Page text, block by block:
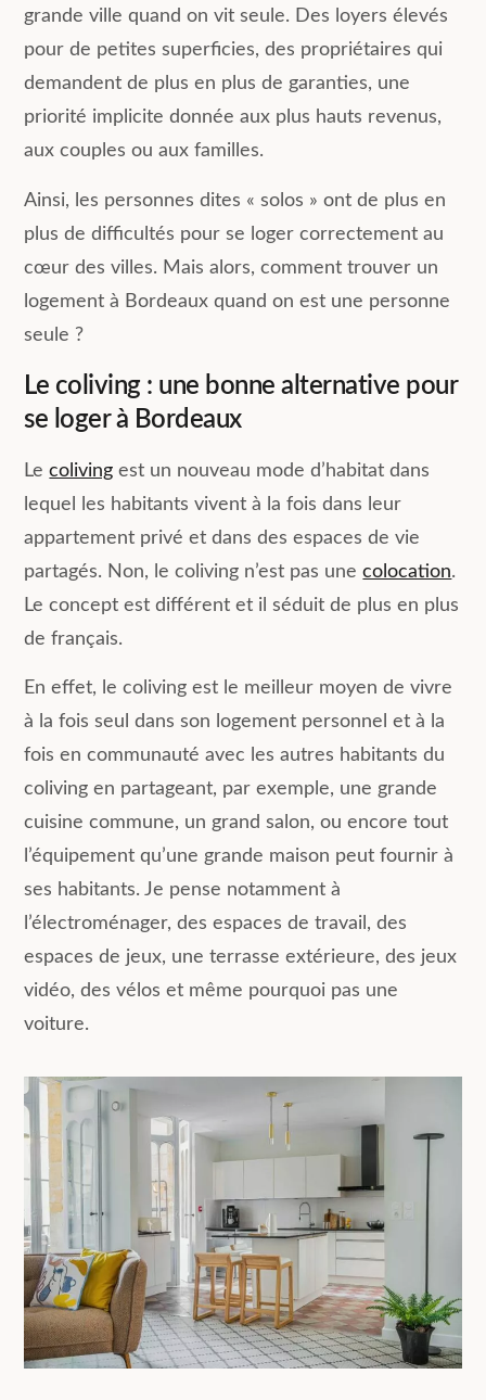
grande ville quand on vit seule. Des loyers élevés
pour de petites superficies, des propriétaires qui
demandent de plus en plus de garanties, une
priorité implicite donnée aux plus hauts revenus,
aux couples ou aux familles.
Ainsi, les personnes dites « solos » ont de plus en
plus de difficultés pour se loger correctement au
cœur des villes. Mais alors, comment trouver un
logement à Bordeaux quand on est une personne
seule ?
Le coliving : une bonne alternative pour
se loger à Bordeaux
Lecoliving est un nouveau mode d’habitat dans
lequel les habitants vivent à la fois dans leur
appartement privé et dans des espaces de vie
partagés. Non, le coliving n’est pas unecolocation.
Le concept est différent et il séduit de plus en plus
de français.
En effet, le coliving est le meilleur moyen de vivre
à la fois seul dans son logement personnel et à la
fois en communauté avec les autres habitants du
coliving en partageant, par exemple, une grande
cuisine commune, un grand salon, ou encore tout
l’équipement qu’une grande maison peut fournir à
ses habitants. Je pense notamment à
l’électroménager, des espaces de travail, des
espaces de jeux, une terrasse extérieure, des jeux
vidéo, des vélos et même pourquoi pas une
voiture.